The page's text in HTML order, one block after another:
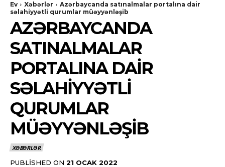
Ev Xəbərlər
Azərbaycanda satınalmalar portalına dair
səlahiyyətli qurumlar müəyyənləşib
AZƏRBAYCANDA
SATINALMALAR
PORTALINA DAIR
SƏLAHIYYƏTLI
QURUMLAR
MÜƏYYƏNLƏŞIB
XƏBƏRLƏR
PUBLISHED ON 21 OCAK 2022